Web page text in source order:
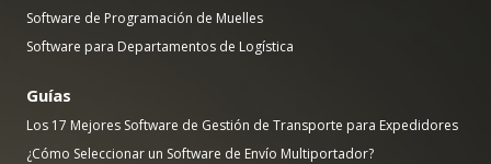
Software de Programación de Muelles
Software para Departamentos de Logística
Guías
Los 17 Mejores Software de Gestión de Transporte para Expedidores
¿Cómo Seleccionar un Software de Envío Multiportador?